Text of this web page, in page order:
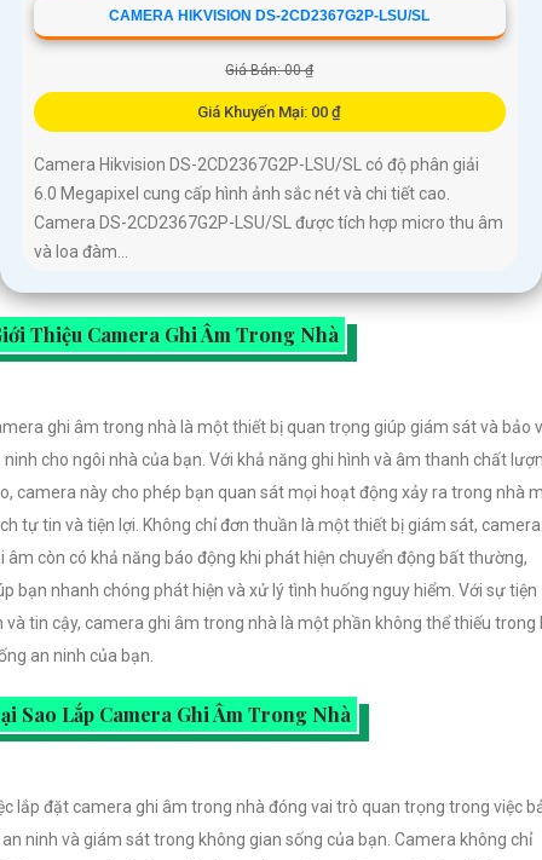
CAMERA HIKVISION DS-2CD2367G2P-LSU/SL
Giá Bán: 00 ₫
Giá Khuyến Mại: 00 ₫
Camera Hikvision DS-2CD2367G2P-LSU/SL có độ phân giải
6.0 Megapixel cung cấp hình ảnh sắc nét và chi tiết cao.
Camera DS-2CD2367G2P-LSU/SL được tích hợp micro thu âm
và loa đàm...
Thiệu Camera Ghi Âm Trong Nhà
ghi âm trong nhà là một thiết bị quan trọng giúp giám sát và bảo
ninh cho ngôi nhà của bạn. Với khả năng ghi hình và âm thanh chất
camera này cho phép bạn quan sát mọi hoạt động xảy ra trong nhà
tự tin và tiện lợi. Không chỉ đơn thuần là một thiết bị giám sát, camera
âm còn có khả năng báo động khi phát hiện chuyển động bất thường,
bạn nhanh chóng phát hiện và xử lý tình huống nguy hiểm. Với sự tiện
và tin cậy, camera ghi âm trong nhà là một phần không thể thiếu trong
an ninh của bạn.
Sao Lắp Camera Ghi Âm Trong Nhà
lắp đặt camera ghi âm trong nhà đóng vai trò quan trọng trong việc
an ninh và giám sát trong không gian sống của bạn. Camera không chỉ